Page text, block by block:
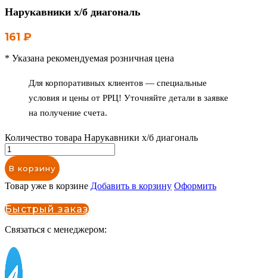
Нарукавники х/б диагональ
161 ₽
* Указана рекомендуемая розничная цена
Для корпоративных клиентов — специальные
условия и цены от РРЦ! Уточняйте детали в заявке
на получение счета.
Количество товара Нарукавники х/б диагональ
В корзину
Товар уже в корзине Добавить в корзину Оформить
Быстрый заказ
Связаться с менеджером: